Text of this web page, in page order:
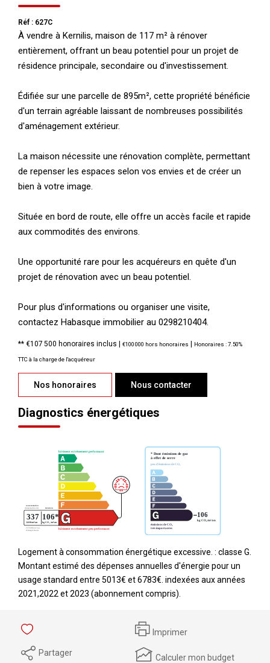
Réf : 627C
À vendre à Kernilis, maison de 117 m² à rénover
entièrement, offrant un beau potentiel pour un projet de
résidence principale, secondaire ou d'investissement.
Édifiée sur une parcelle de 895m², cette propriété bénéficie
d'un terrain agréable laissant de nombreuses possibilités
d'aménagement extérieur.
La maison nécessite une rénovation complète, permettant
de repenser les espaces selon vos envies et de créer un
bien à votre image.
Située en bord de route, elle offre un accès facile et rapide
aux commodités des environs.
Une opportunité rare pour les acquéreurs en quête d'un
projet de rénovation avec un beau potentiel.
Pour plus d'informations ou organiser une visite,
contactez Habasque immobilier au 0298210404.
** €107 500 honoraires inclus | €100 000 hors honoraires | Honoraires : 7.50%
TTC à la charge de l'acquéreur
Nos honoraires Nous contacter
Diagnostics énergétiques
Logement à consommation énergétique excessive. : classe G.
Montant estimé des dépenses annuelles d'énergie pour un
usage standard entre 5013€ et 6783€. indexées aux années
2021,2022 et 2023 (abonnement compris).
Imprimer
Partager Calculer mon budget